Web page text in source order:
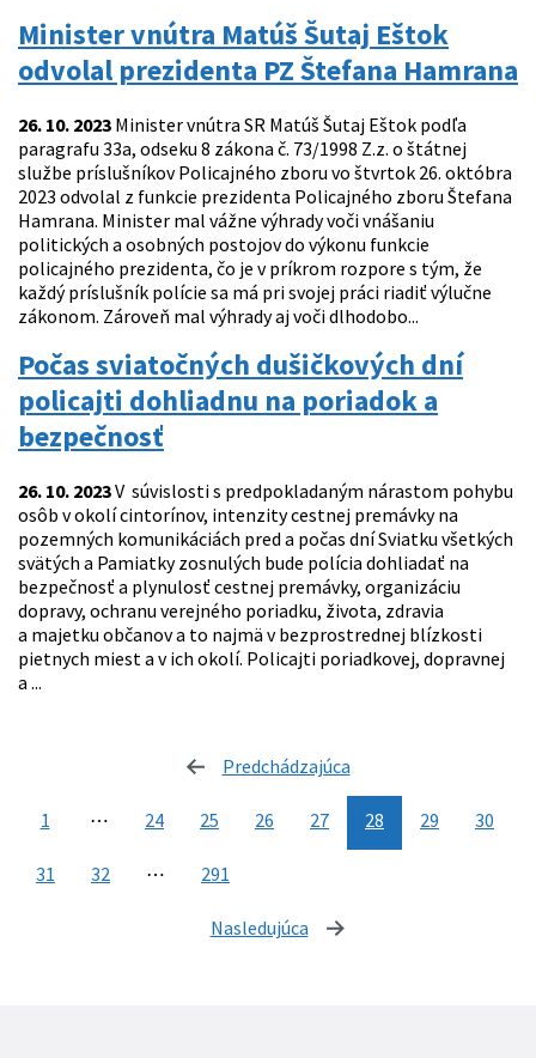
Minister vnútra Matúš Šutaj Eštok
odvolal prezidenta PZ Štefana Hamrana
26. 10. 2023 Minister vnútra SR Matúš Šutaj Eštok podľa
paragrafu 33a, odseku 8 zákona č. 73/1998 Z.z. o štátnej
službe príslušníkov Policajného zboru vo štvrtok 26. októbra
2023 odvolal z funkcie prezidenta Policajného zboru Štefana
Hamrana. Minister mal vážne výhrady voči vnášaniu
politických a osobných postojov do výkonu funkcie
policajného prezidenta, čo je v príkrom rozpore s tým, že
každý príslušník polície sa má pri svojej práci riadiť výlučne
zákonom. Zároveň mal výhrady aj voči dlhodobo...
Počas sviatočných dušičkových dní
policajti dohliadnu na poriadok a
bezpečnosť
26. 10. 2023V súvislosti s predpokladaným nárastom pohybu
osôb v okolí cintorínov, intenzity cestnej premávky na
pozemných komunikáciách pred a počas dní Sviatku všetkých
svätých a Pamiatky zosnulých bude polícia dohliadať na
bezpečnosť a plynulosť cestnej premávky, organizáciu
dopravy, ochranu verejného poriadku, života, zdravia
a majetku občanov a to najmä v bezprostrednej blízkosti
pietnych miest a v ich okolí. Policajti poriadkovej, dopravnej
a ...
Predchádzajúca
1 ⋯ 24 25 26 27 28 29 30
31 32 ⋯ 291
Nasledujúca stránka